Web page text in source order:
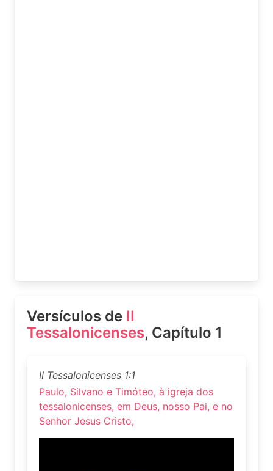
Versículos de II
Tessalonicenses, Capítulo 1
II Tessalonicenses 1:1
Paulo, Silvano e Timóteo, à igreja dos
tessalonicenses, em Deus, nosso Pai, e no
Senhor Jesus Cristo,